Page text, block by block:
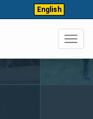
English